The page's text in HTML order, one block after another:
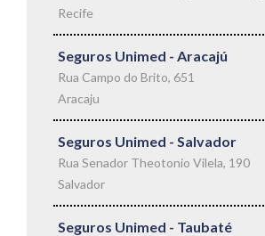
Recife
Seguros Unimed - Aracajú
Rua Campo do Brito, 651
Aracaju
Seguros Unimed - Salvador
Rua Senador Theotonio Vilela, 190
Salvador
Seguros Unimed - Taubaté